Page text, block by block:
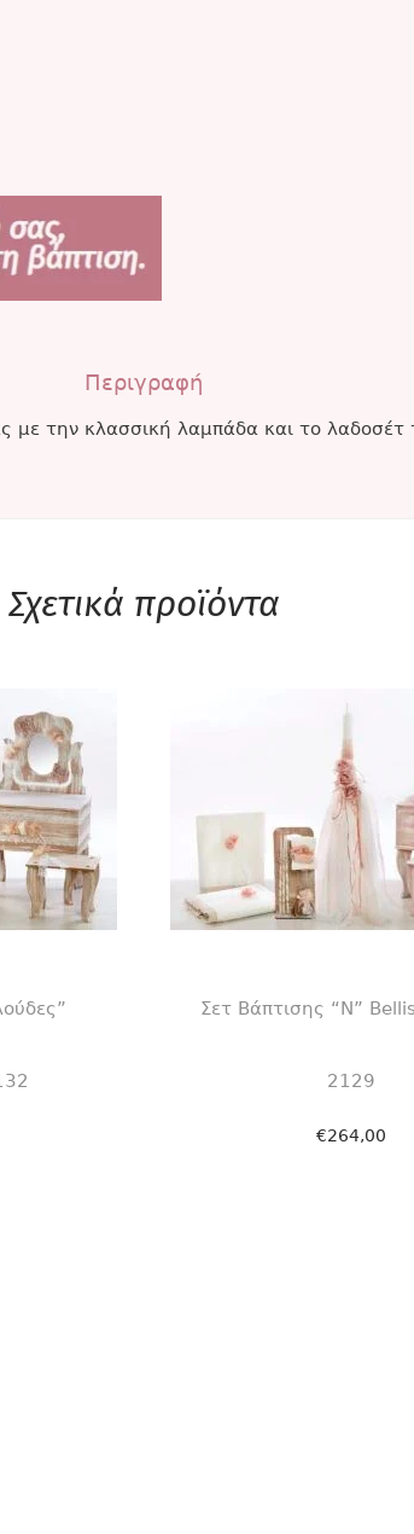
Περιγραφή
με την κλασσική λαμπάδα και το λαδοσέτ
Σχετικά προϊόντα
Σετ Βάπτισης “Ν”
2129
€264,00